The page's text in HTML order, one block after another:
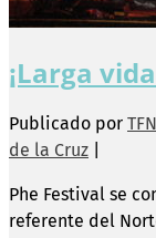
¡Larga
Publicado por TFN
de la Cruz
Phe Festival se
referente del